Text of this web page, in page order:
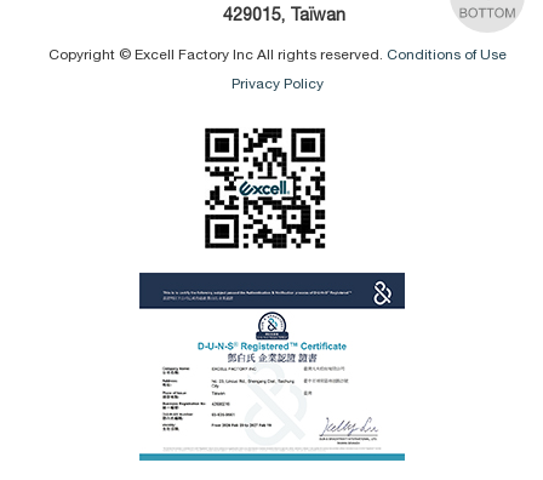
429015, Taïwan
Copyright © Excell Factory Inc All rights reserved. Conditions of Use
Privacy Policy